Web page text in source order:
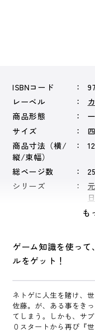
ISBNコード
レーベル
商品形態
サイズ
商品寸法（横/
縦/束幅）
総ページ数
シリーズ
も
ゲーム知識を使っ
ルをゲット！
ネトゲに人生を賭け、
佐藤。が、ある事をき
てしまう。しかも、サ
０スタートから再び『